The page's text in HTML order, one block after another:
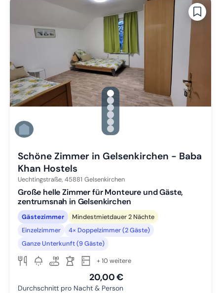
gallery.slide_selector
Zu Slide 1 wechseln
Zu Slide 2 wechseln
Zu Slide 3 wechseln
Zu Slide 4 wechseln
Zu Slide 5 wechseln
Zu Slide 6 wechseln
Schöne Zimmer in Gelsenkirchen - Baba
Khan Hostels
Uechtingstraße, 45881 Gelsenkirchen
Große helle Zimmer für Monteure und Gäste,
zentrumsnah in Gelsenkirchen
Gästezimmer
Mindestmietdauer 2 Nächte
Einzelzimmer
4× Doppelzimmer (2 Gäste)
Ganze Unterkunft (9 Gäste)
+ 10 weitere
20,00 €
Durchschnitt pro Nacht & Person